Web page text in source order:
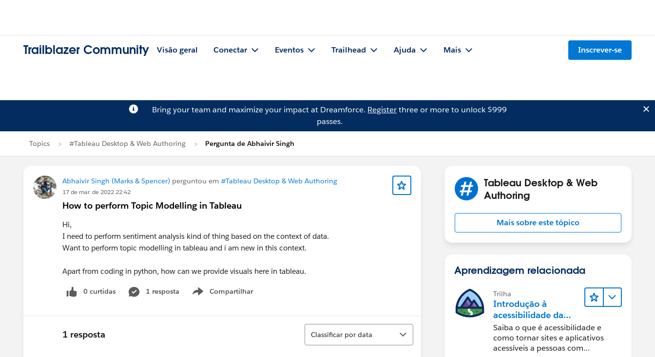
Trailblazer Community Visão geral Conectar Eventos Trailhead Ajuda Mais Inscrever-se
Bring your team and maximize your impact at Dreamforce. Registerthree or more to unlock $999
passes.
Topics #Tableau Desktop & Web Authoring Pergunta de Abhaivir Singh
Abhaivir Singh (Marks & Spencer) perguntou em #Tableau Desktop & Web Authoring
17 de mar. de 2022 22:42
How to perform Topic Modelling in Tableau
Hi,
I need to perform sentiment analysis kind of thing based on the context of data.
Want to perform topic modelling in tableau and i am new in this context.
Apart from coding in python, how can we provide visuals here in tableau.
0 curtidas 1 resposta Compartilhar
Show menu
1 resposta
Classificar
Classificar por data
Tableau Desktop & Web
Authoring
Mais sobre este tópico
Aprendizagem relacionada
Trilha
Introdução à
acessibilidade da
Web
Saiba o que é acessibilidade e
como tornar sites e aplicativos
acessíveis a pessoas com